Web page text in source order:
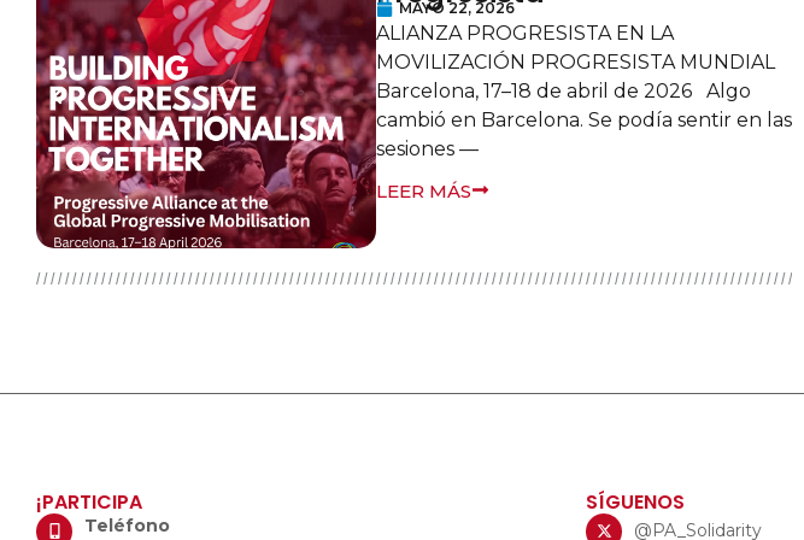
MAYO 4, 2026
Declaración de la Alianza Progresista sobre
los continuos ataques en la Región del
Kurdistán de Iraq En un momento en que
las conversaciones sobre la
LEER MÁS
¡PARTICIPA
Teléfono
SÍGUENOS
@PA_Solidarity